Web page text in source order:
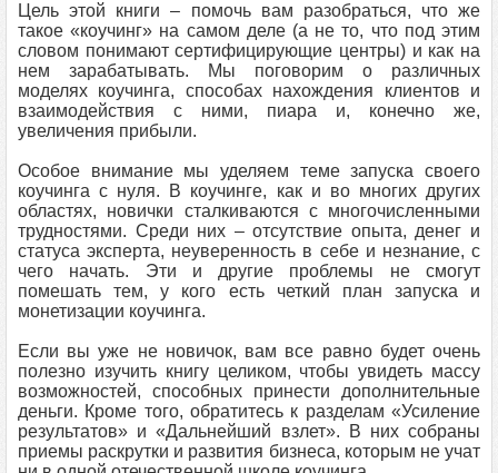
Цель этой книги – помочь вам разобраться, что же
такое «коучинг» на самом деле (а не то, что под этим
словом понимают сертифицирующие центры) и как на
нем зарабатывать. Мы поговорим о различных
моделях коучинга, способах нахождения клиентов и
взаимодействия с ними, пиара и, конечно же,
увеличения прибыли.
Особое внимание мы уделяем теме запуска своего
коучинга с нуля. В коучинге, как и во многих других
областях, новички сталкиваются с многочисленными
трудностями. Среди них – отсутствие опыта, денег и
статуса эксперта, неуверенность в себе и незнание, с
чего начать. Эти и другие проблемы не смогут
помешать тем, у кого есть четкий план запуска и
монетизации коучинга.
Если вы уже не новичок, вам все равно будет очень
полезно изучить книгу целиком, чтобы увидеть массу
возможностей, способных принести дополнительные
деньги. Кроме того, обратитесь к разделам «Усиление
результатов» и «Дальнейший взлет». В них собраны
приемы раскрутки и развития бизнеса, которым не учат